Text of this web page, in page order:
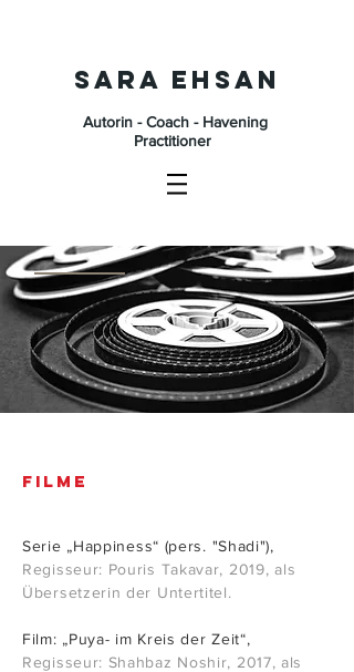
SARA EHSAN
Autorin - Coach - Havening
Practitioner
FILME
Serie „Happiness“ (pers. "Shadi"),
Regisseur: Pouris Takavar, 2019, als
Übersetzerin der Untertitel.
Film: „Puya- im Kreis der Zeit“,
Regisseur: Shahbaz Noshir, 2017, als